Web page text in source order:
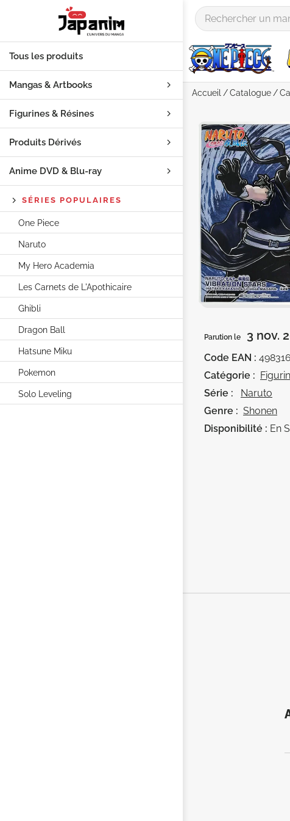
Tous les produits
Mangas & Artbooks
Figurines & Résines
Produits Dérivés
Anime DVD & Blu‑ray
SÉRIES POPULAIRES
One Piece
Naruto
My Hero Academia
Les Carnets de L'Apothicaire
Ghibli
Dragon Ball
Hatsune Miku
Pokemon
Solo Leveling
Accueil Catalogue
Parution le 3 nov.
Code EAN :
Catégorie :
Série :
Naruto
Genre : Shonen
Disponibilité : En